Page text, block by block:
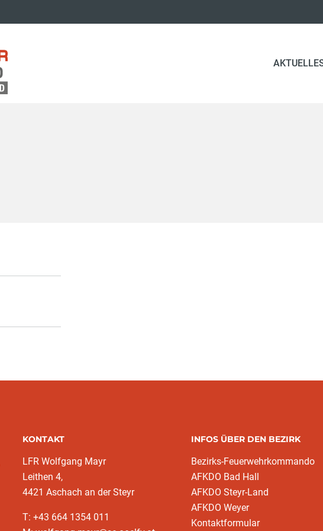
KONTAKT
LFR Wolfgang Mayr
Leithen 4,
4421 Aschach an der Steyr
T: +43 664 1354 011
INFOS ÜBER DEN BEZIRK
Bezirks-Feuerwehrkommando
AFKDO Bad Hall
AFKDO Steyr-Land
AFKDO Weyer
Kontaktformular